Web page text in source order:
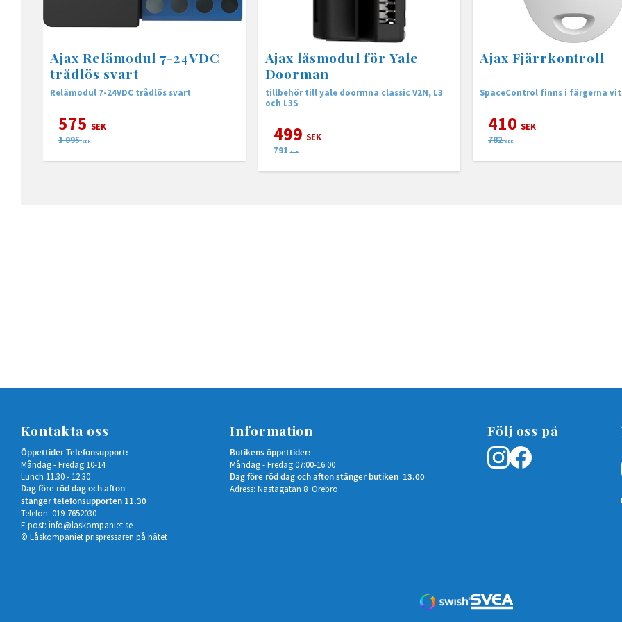
Ajax Relämodul 7-24VDC
trådlös svart
Relämodul 7-24VDC trådlös svart
575 SEK
1 095 SEK
Ajax låsmodul för Yale
Doorman
tillbehör till yale doormna classic V2N, L3
och L3S
499 SEK
791 SEK
Ajax Fjärrkontroll
SpaceControl finns i färgerna
410 SEK
782 SEK
Kontakta oss
Öppettider Telefonsupport:
Måndag - Fredag 10-14
Lunch 11.30 - 12.30
Dag före röd dag och afton
stänger telefonsupporten 11.30
Telefon: 019-7652030
E-post: info@laskompaniet.se
© Låskompaniet prispressaren på nätet
Information
Butikens öppettider:
Måndag - Fredag 07:00-16:00
Dag före röd dag och afton stänger butiken 13.00
Adress: Nastagatan 8 Örebro
Följ oss på